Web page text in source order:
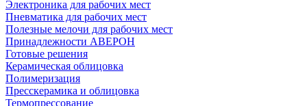
Электроника для рабочих мест
Пневматика для рабочих мест
Полезные мелочи для рабочих мест
Принадлежности АВЕРОН
Готовые решения
Керамическая облицовка
Полимеризация
Пресскерамика и облицовка
Термопрессование